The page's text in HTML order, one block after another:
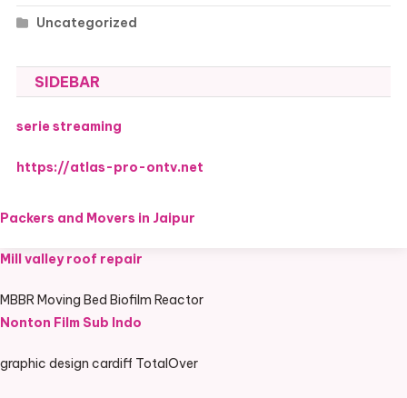
Uncategorized
SIDEBAR
serie streaming
https://atlas-pro-ontv.net
Packers and Movers in Jaipur
Mill valley roof repair
MBBR Moving Bed Biofilm Reactor
Nonton Film Sub Indo
graphic design cardiff TotalOver